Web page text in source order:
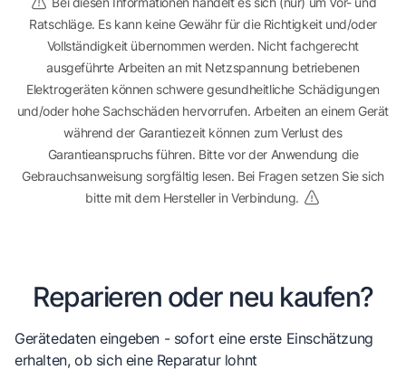
Ratschläge. Es kann keine Gewähr für die Richtigkeit und/oder
Vollständigkeit übernommen werden. Nicht fachgerecht
ausgeführte Arbeiten an mit Netzspannung betriebenen
Elektrogeräten können schwere gesundheitliche Schädigungen
und/oder hohe Sachschäden hervorrufen. Arbeiten an einem Gerät
während der Garantiezeit können zum Verlust des
Garantieanspruchs führen. Bitte vor der Anwendung die
Gebrauchsanweisung sorgfältig lesen. Bei Fragen setzen Sie sich
bitte mit dem Hersteller in Verbindung.
Reparieren oder neu kaufen?
Gerätedaten eingeben - sofort eine erste Einschätzung
erhalten, ob sich eine Reparatur lohnt